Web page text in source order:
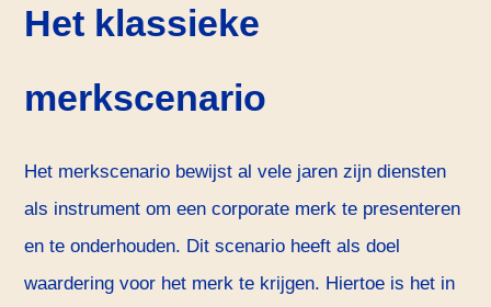
Het klassieke
merkscenario
Het merkscenario bewijst al vele jaren zijn diensten
als instrument om een corporate merk te presenteren
en te onderhouden. Dit scenario heeft als doel
waardering voor het merk te krijgen. Hiertoe is het in